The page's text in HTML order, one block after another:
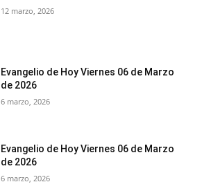
12 marzo, 2026
Evangelio de Hoy Viernes 06 de Marzo
de 2026
6 marzo, 2026
Evangelio de Hoy Viernes 06 de Marzo
de 2026
6 marzo, 2026